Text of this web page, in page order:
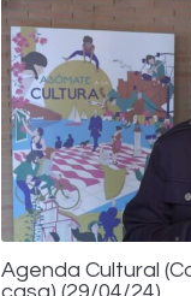
Agenda Cultural